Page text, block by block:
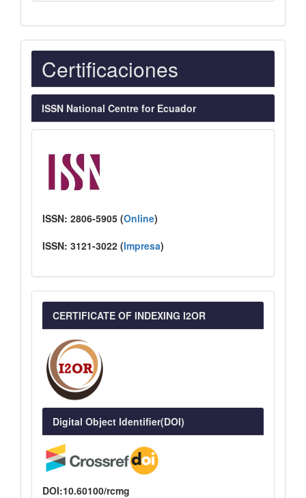
Indexaciones
Certificaciones
ISSN National Centre for Ecuador
ISSN: 2806-5905 (Online)
ISSN: 3121-3022 (Impresa)
CERTIFICATE OF INDEXING I2OR
Digital Object Identifier(DOI)
DOI:10.60100/rcmg